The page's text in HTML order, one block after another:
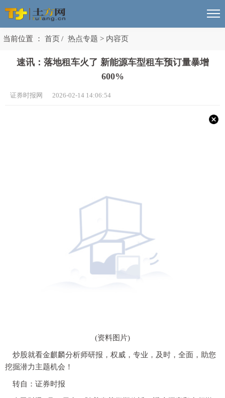
当前位置 ： 首页/ 热点专题 > 内容页
速讯：落地租车火了 新能源车型租车预订量暴增
600%
证券时报网 2026-02-14 14:06:54
(资料图片)
炒股就看金麒麟分析师研报，权威，专业，及时，全面，助您
挖掘潜力主题机会！
转自：证券时报